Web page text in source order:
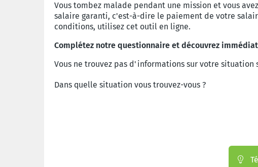
Vous tombez malade pendant une mission et vous
salaire garanti, c'est-à-dire le paiement de votre
conditions, utilisez cet outil en ligne.
Complétez notre questionnaire et découvrez
Vous ne trouvez pas d'informations sur votre situation
Dans quelle situation vous trouvez-vous ?